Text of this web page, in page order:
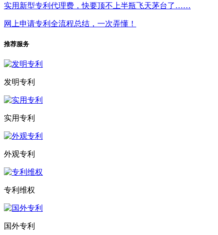
实用新型专利代理费，快要顶不上半瓶飞天茅台了……
网上申请专利全流程总结，一次弄懂！
推荐服务
发明专利
实用专利
外观专利
专利维权
国外专利